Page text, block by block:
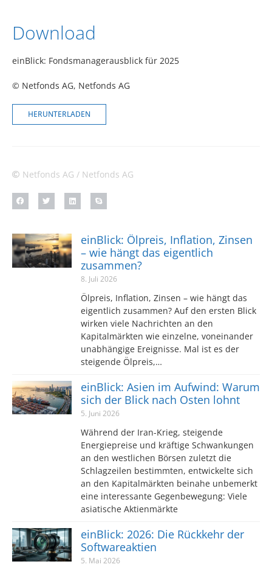
Download
einBlick: Fondsmanagerausblick für 2025
© Netfonds AG, Netfonds AG
HERUNTERLADEN
Netfonds AG / Netfonds AG
einBlick: Ölpreis, Inflation, Zinsen
– wie hängt das eigentlich
zusammen?
8. Juli 2026
Ölpreis, Inflation, Zinsen – wie hängt das
eigentlich zusammen? Auf den ersten Blick
wirken viele Nachrichten an den
Kapitalmärkten wie einzelne, voneinander
unabhängige Ereignisse. Mal ist es der
steigende Ölpreis,…
einBlick: Asien im Aufwind: Warum
sich der Blick nach Osten lohnt
5. Juni 2026
Während der Iran-Krieg, steigende
Energiepreise und kräftige Schwankungen
an den westlichen Börsen zuletzt die
Schlagzeilen bestimmten, entwickelte sich
an den Kapitalmärkten beinahe unbemerkt
eine interessante Gegenbewegung: Viele
asiatische Aktienmärkte
einBlick: 2026: Die Rückkehr der
Softwareaktien
5. Mai 2026